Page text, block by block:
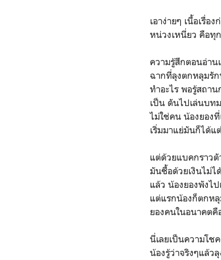
เอาง่ายๆ เนื้อเรื่อ
หน่วงเหนี่ยว คือทุก
ความรู้สึกตอนอ่าน
ฉากที่ลุงตกหลุมรัก
ทำอะไร พอรู้สถา
เป็น ดันไปเล่นบท
ไม่ใช่คน น้องยอง
เริ่มมาแย่มันก็ได้
แต่ด้วยแบคกราวตั
มันซื้อด้วยเงินไม่ไ
แล้ว น้องยองพังไ
แต่แรกน้องก็ตกห
ยองคนในอนาคต
นี่เลยเป็นความโช
น้องรู้ว่าจริงๆแล้ว